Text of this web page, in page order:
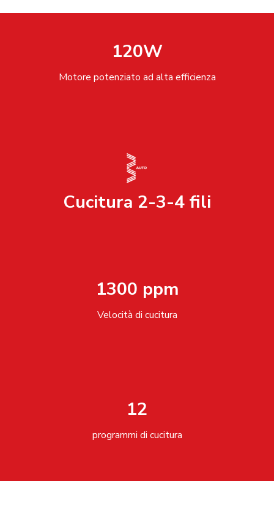
120W
Motore potenziato ad alta efficienza
Cucitura 2-3-4 fili
1300 ppm
Velocità di cucitura
12
programmi di cucitura